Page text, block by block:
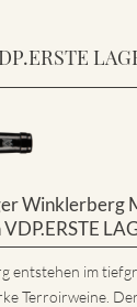
Winklerberg
entstehen im
Terroirweine.